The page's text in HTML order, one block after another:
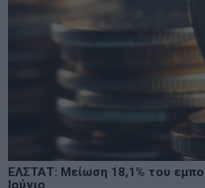
ΕΛΣΤΑΤ: Μείωση 18,1% του
Ιούνιο